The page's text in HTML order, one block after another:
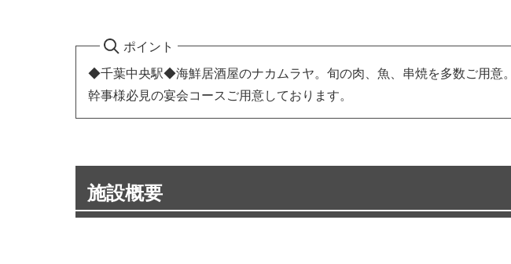
ポイント
◆千葉中央駅◆海鮮居酒屋のナカムラヤ。旬の肉、魚、串焼を多数ご用意。
幹事様必見の宴会コースご用意しております。
施設概要